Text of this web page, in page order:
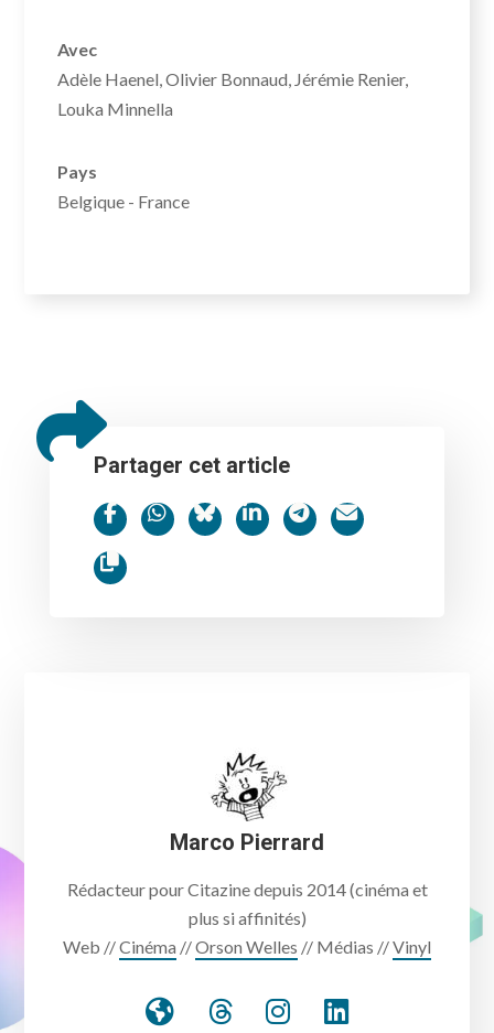
Avec
Adèle Haenel, Olivier Bonnaud, Jérémie Renier,
Louka Minnella
Pays
Belgique - France
Partager cet article
Marco Pierrard
Rédacteur pour Citazine depuis 2014 (cinéma et
plus si affinités)
Web //Cinéma //Orson Welles // Médias //Vinyl